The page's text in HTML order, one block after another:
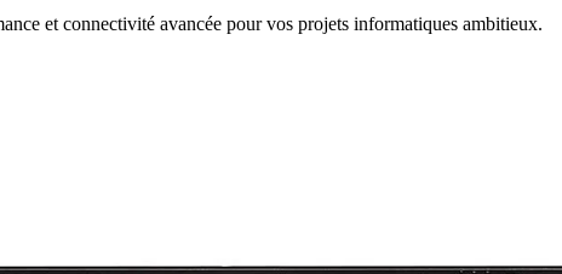
et connectivité avancée pour vos projets informatiques ambitieux.